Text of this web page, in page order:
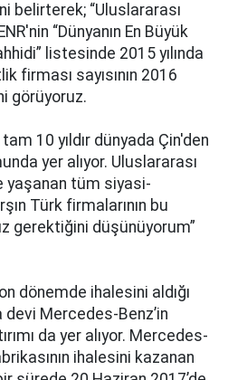
belirterek; “Uluslararası
“Dünyanın En Büyük
listesinde 2015 yılında
firması sayısının 2016
görüyoruz.
10 yıldır dünyada Çin'den
yer alıyor. Uluslararası
yaşanan tüm siyasi-
Türk firmalarının bu
gerektiğini düşünüyorum”
dönemde ihalesini aldığı
devi Mercedes-Benz’in
da yer alıyor. Mercedes-
ihalesini kazanan